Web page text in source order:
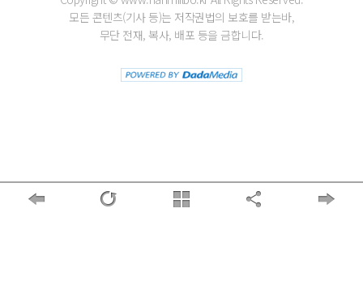
모든 콘텐츠(기사 등)는 저작권법의 보호를 받는바,
무단 전재, 복사, 배포 등을 금합니다.